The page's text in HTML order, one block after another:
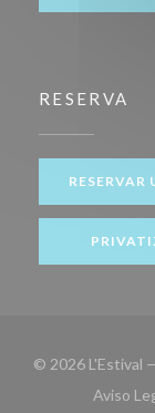
RESERVA
RESERVAR
© 2026 L'Estival
Aviso